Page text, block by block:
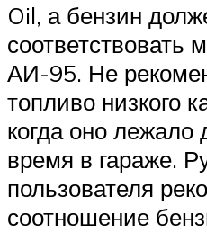
Oil, а бензин
соответствовать
АИ-95. Не
топливо низкого
когда оно лежало
время в гараже.
пользователя
соотношение